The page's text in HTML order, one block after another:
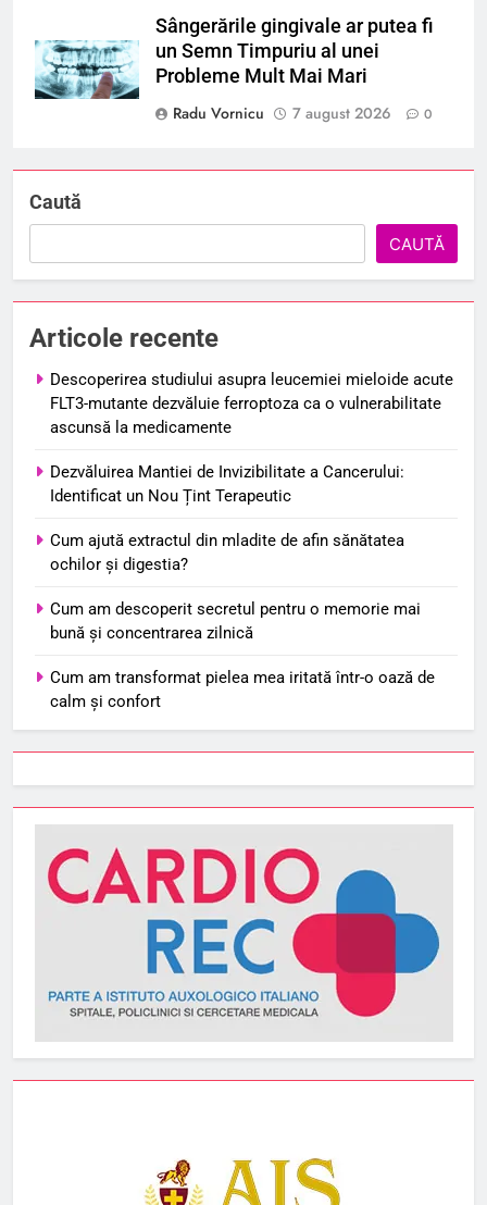
Sângerările gingivale ar putea fi
un Semn Timpuriu al unei
Probleme Mult Mai Mari
Radu Vornicu
7 august 2026 0
Caută
CAUTĂ
Articole recente
Descoperirea studiului asupra leucemiei mieloide acute
FLT3-mutante dezvăluie ferroptoza ca o vulnerabilitate
ascunsă la medicamente
Dezvăluirea Mantiei de Invizibilitate a Cancerului:
Identificat un Nou Țint Terapeutic
Cum ajută extractul din mladite de afin sănătatea
ochilor și digestia?
Cum am descoperit secretul pentru o memorie mai
bună și concentrarea zilnică
Cum am transformat pielea mea iritată într-o oază de
calm și confort